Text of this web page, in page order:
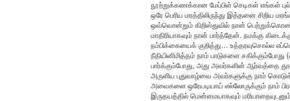
நூற்றுக்கணக்கான மேப்பிள் செடிகள் எங்கள்
ஒரே பெரிய மரத்திலிருந்து இத்தனை சிறிய
ஒவ்வொன்றும் கிறிஸ்துவில் நான்
மாதிரியாகவும் நான் பார்த்தேன். நமக்கு
நம்பிக்கையைக் குறித்து… உத்தரவுசொல்ல
நீதியினிமித்தம் நாம் பாடுகளை
பார்க்கும்போது, அது அவர்களின் ஆர்வத்தை
அருளிய புதுவாழ்வை அவர்களுக்கு நாம்
அவைகளை ஒரேயடியாய் எல்லோருக்கும் நாம்
இருதயத்தில் மென்மையாகவும்